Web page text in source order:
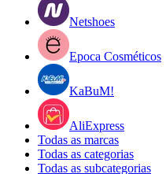
Netshoes
Epoca Cosméticos
KaBuM!
AliExpress
Todas as marcas
Todas as categorias
Todas as subcategorias